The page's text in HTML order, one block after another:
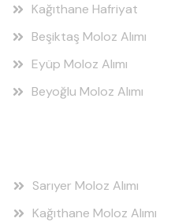
Kağıthane Hafriyat
Beşiktaş Moloz Alımı
Eyüp Moloz Alımı
Beyoğlu Moloz Alımı
Sarıyer Moloz Alımı
Kağıthane Moloz Alımı